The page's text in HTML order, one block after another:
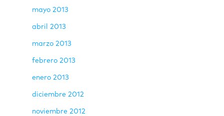
mayo 2013
abril 2013
marzo 2013
febrero 2013
enero 2013
diciembre 2012
noviembre 2012